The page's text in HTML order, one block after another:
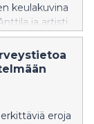
keulakuvina
ja artisti
eroja